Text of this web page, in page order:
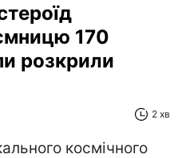
170
розкрили
2 хв
космічного